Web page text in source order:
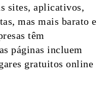
sites, aplicativos,
mas mais barato e
têm
páginas incluem
gratuitos online